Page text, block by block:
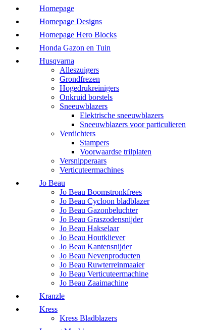
Homepage
Homepage Designs
Homepage Hero Blocks
Honda Gazon en Tuin
Husqvarna
Alleszuigers
Grondfrezen
Hogedrukreinigers
Onkruid borstels
Sneeuwblazers
Elektrische sneeuwblazers
Sneeuwblazers voor particulieren
Verdichters
Stampers
Voorwaardse trilplaten
Versnipperaars
Verticuteermachines
Jo Beau
Jo Beau Boomstronkfrees
Jo Beau Cycloon bladblazer
Jo Beau Gazonbeluchter
Jo Beau Graszodensnijder
Jo Beau Hakselaar
Jo Beau Houtkliever
Jo Beau Kantensnijder
Jo Beau Nevenproducten
Jo Beau Ruwterreinmaaier
Jo Beau Verticuteermachine
Jo Beau Zaaimachine
Kranzle
Kress
Kress Bladblazers